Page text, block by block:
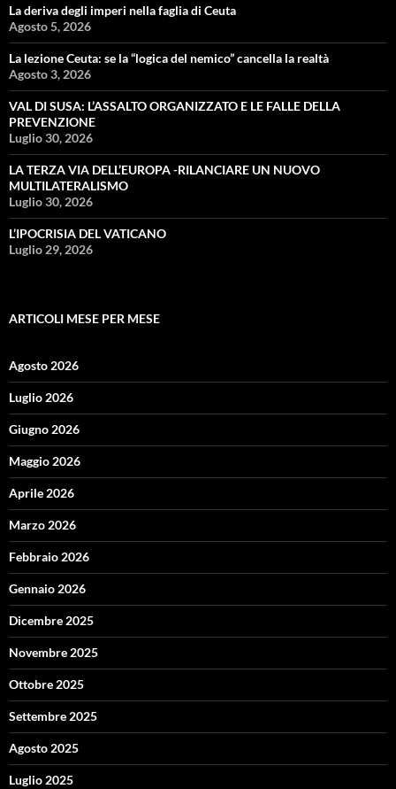
La deriva degli imperi nella faglia di Ceuta
Agosto 5, 2026
La lezione Ceuta: se la “logica del nemico” cancella la realtà
Agosto 3, 2026
VAL DI SUSA: L’ASSALTO ORGANIZZATO E LE FALLE DELLA
PREVENZIONE
Luglio 30, 2026
LA TERZA VIA DELL’EUROPA -RILANCIARE UN NUOVO
MULTILATERALISMO
Luglio 30, 2026
L’IPOCRISIA DEL VATICANO
Luglio 29, 2026
ARTICOLI MESE PER MESE
Agosto 2026
Luglio 2026
Giugno 2026
Maggio 2026
Aprile 2026
Marzo 2026
Febbraio 2026
Gennaio 2026
Dicembre 2025
Novembre 2025
Ottobre 2025
Settembre 2025
Agosto 2025
Luglio 2025